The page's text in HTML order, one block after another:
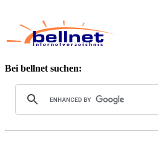
Bei bellnet suchen: